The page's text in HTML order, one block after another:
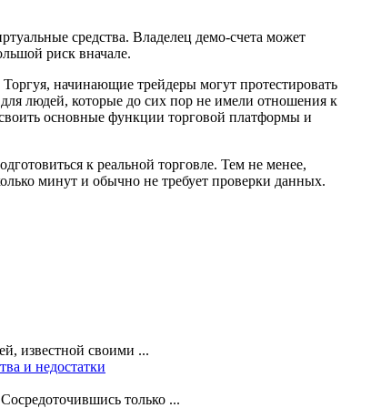
средства. Владелец демо-счета может
риск вначале.
начинающие трейдеры могут протестировать
людей, которые до сих пор не имели отношения к
основные функции торговой платформы и
к реальной торговле. Тем не менее,
минут и обычно не требует проверки данных.
известной своими ...
и недостатки
только ...